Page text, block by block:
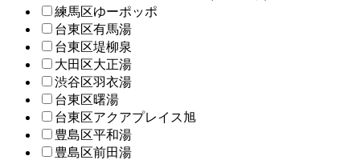
練馬区ゆーポッポ
台東区有馬湯
台東区堤柳泉
大田区大正湯
渋谷区羽衣湯
台東区曙湯
台東区アクアプレイス旭
豊島区平和湯
豊島区前田湯